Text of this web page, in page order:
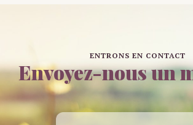
ENTRONS EN CONTACT
Envoyez-nous un